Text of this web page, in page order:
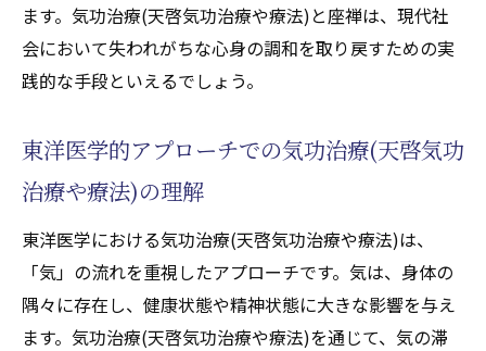
ます。気功治療(天啓気功治療や療法)と座禅は、現代社
会において失われがちな心身の調和を取り戻すための実
践的な手段といえるでしょう。
東洋医学的アプローチでの気功治療(天啓気功
治療や療法)の理解
東洋医学における気功治療(天啓気功治療や療法)は、
「気」の流れを重視したアプローチです。気は、身体の
隅々に存在し、健康状態や精神状態に大きな影響を与え
ます。気功治療(天啓気功治療や療法)を通じて、気の滞